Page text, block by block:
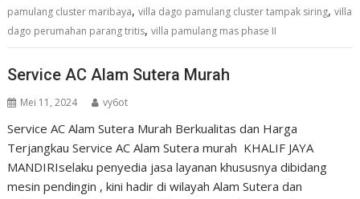
pamulang cluster maribaya,villa dago pamulang cluster tampak siring,villa
dago perumahan parang tritis,villa pamulang mas phase II
Service AC Alam Sutera Murah
Mei 11, 2024 vy6ot
Service AC Alam Sutera Murah Berkualitas dan Harga
Terjangkau Service AC Alam Sutera murah KHALIF JAYA
MANDIRIselaku penyedia jasa layanan khususnya dibidang
mesin pendingin , kini hadir di wilayah Alam Sutera dan